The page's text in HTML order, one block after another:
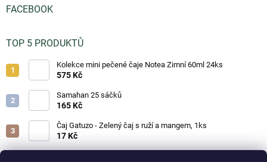
FACEBOOK
TOP 5 PRODUKTŮ
Kolekce mini pečené čaje Notea Zimní 60ml 24ks
575 Kč
Samahan 25 sáčků
165 Kč
Čaj Gatuzo - Zelený čaj s ruží a mangem, 1ks
17 Kč